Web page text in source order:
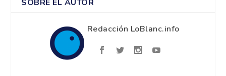
SOBRE EL AUTOR
Redacción LoBlanc.info